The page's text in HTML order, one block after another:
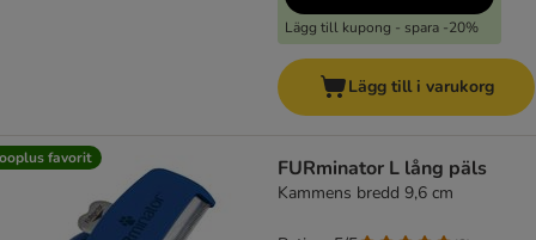
Lägg till kupong - spara -20%
Lägg till i varukorg
favorit FURminator L lång päls
Kammens bredd 9,6 cm